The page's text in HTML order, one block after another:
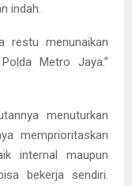
indah.
restu menunaikan
Metro Jaya.”
menuturkan
memprioritaskan
internal maupun
bekerja sendiri.